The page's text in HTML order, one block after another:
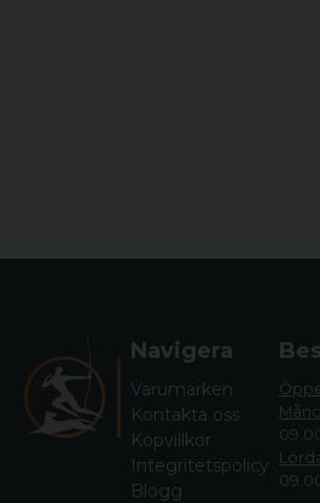
Navigera
Varumärken
Kontakta oss
Köpvillkor
Integritetspolicy
Blogg